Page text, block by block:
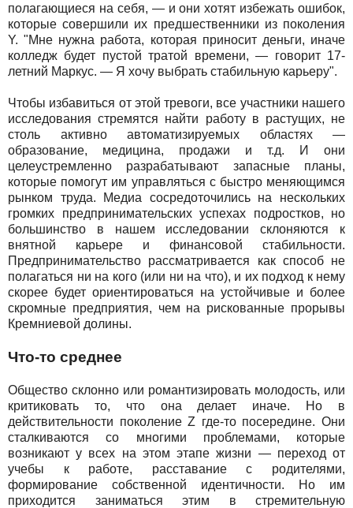
полагающиеся на себя, — и они хотят избежать ошибок,
которые совершили их предшественники из поколения
Y. "Мне нужна работа, которая приносит деньги, иначе
колледж будет пустой тратой времени, — говорит 17-
летний Маркус. — Я хочу выбрать стабильную карьеру".
Чтобы избавиться от этой тревоги, все участники нашего
исследования стремятся найти работу в растущих, не
столь активно автоматизируемых областях —
образование, медицина, продажи и т.д. И они
целеустремленно разрабатывают запасные планы,
которые помогут им управляться с быстро меняющимся
рынком труда. Медиа сосредоточились на нескольких
громких предпринимательских успехах подростков, но
большинство в нашем исследовании склоняются к
внятной карьере и финансовой стабильности.
Предпринимательство рассматривается как способ не
полагаться ни на кого (или ни на что), и их подход к нему
скорее будет ориентироваться на устойчивые и более
скромные предприятия, чем на рискованные прорывы
Кремниевой долины.
Что-то среднее
Общество склонно или романтизировать молодость, или
критиковать то, что она делает иначе. Но в
действительности поколение Z где-то посередине. Они
сталкиваются со многими проблемами, которые
возникают у всех на этом этапе жизни — переход от
учебы к работе, расставание с родителями,
формирование собственной идентичности. Но им
приходится заниматься этим в стремительную